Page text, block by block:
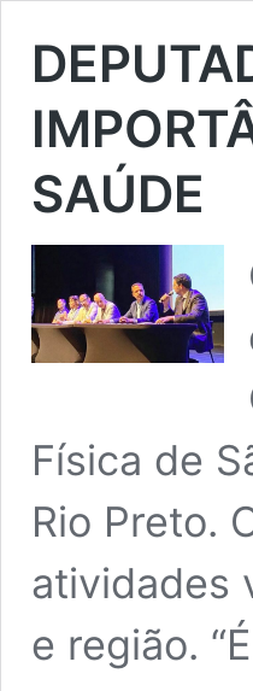
SAÚDE
Física de
Rio Preto.
atividades
e região.